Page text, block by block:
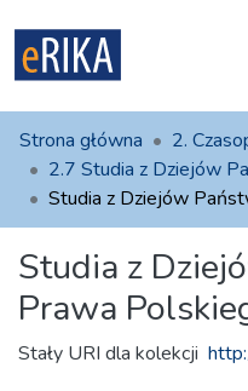
i
Informacja
Dla autorów
Strona główna
2.
Studia z
Prawa
Stały URI dla kolekcji